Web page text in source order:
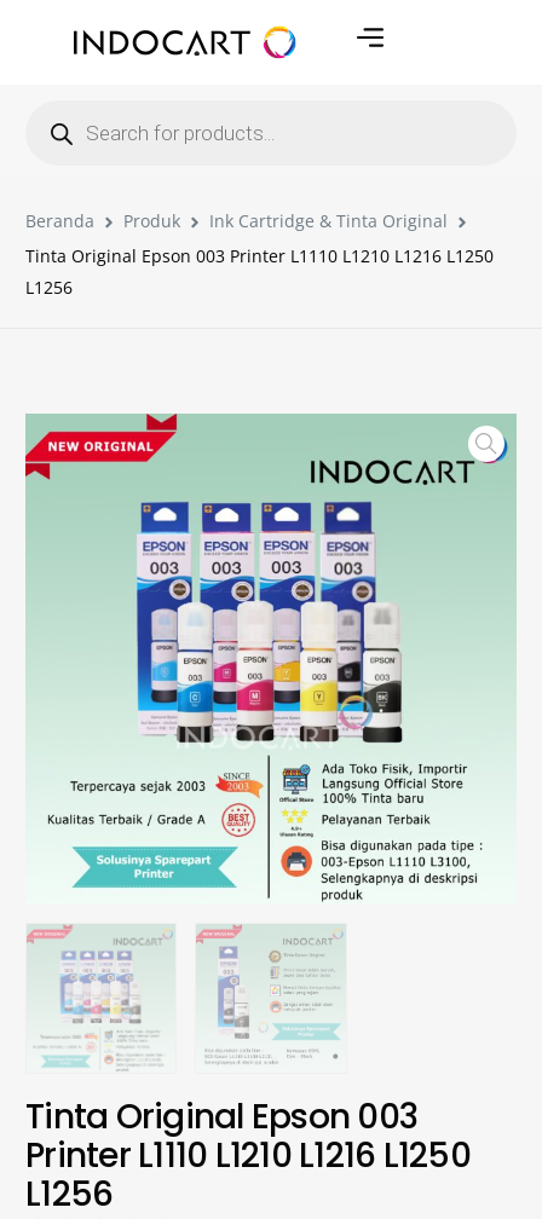
Beranda Produk
Ink Cartridge & Tinta Original
Tinta Original Epson 003 Printer L1110 L1210 L1216 L1250
L1256
Tinta Original Epson 003
Printer L1110 L1210 L1216 L1250
L1256